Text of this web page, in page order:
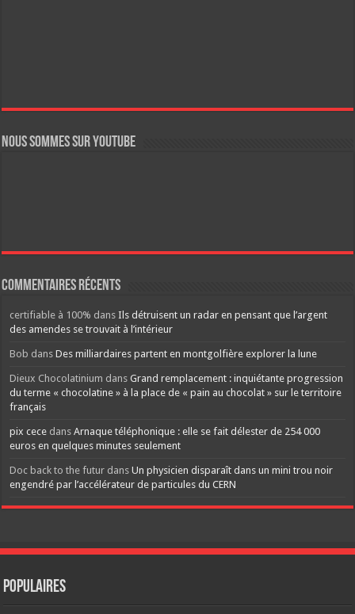
Nous sommes sur YouTube
Commentaires récents
certifiable à 100% dansIls détruisent un radar en pensant que l’argent
des amendes se trouvait à l’intérieur
Bob dansDes milliardaires partent en montgolfière explorer la lune
Dieux Chocolatinium dansGrand remplacement : inquiétante progression
du terme « chocolatine » à la place de « pain au chocolat » sur le territoire
français
pix cece dansArnaque téléphonique : elle se fait délester de 254 000
euros en quelques minutes seulement
Doc back to the futur dansUn physicien disparaît dans un mini trou noir
engendré par l’accélérateur de particules du CERN
Populaires